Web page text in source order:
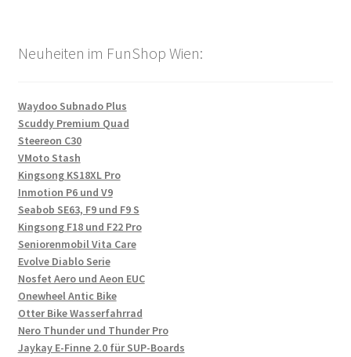
Neuheiten im FunShop Wien:
Waydoo Subnado Plus
Scuddy Premium Quad
Steereon C30
VMoto Stash
Kingsong KS18XL Pro
Inmotion P6 und V9
Seabob SE63, F9 und F9 S
Kingsong F18 und F22 Pro
Seniorenmobil Vita Care
Evolve Diablo Serie
Nosfet Aero und Aeon EUC
Onewheel Antic Bike
Otter Bike Wasserfahrrad
Nero Thunder und Thunder Pro
Jaykay E-Finne 2.0 für SUP-Boards